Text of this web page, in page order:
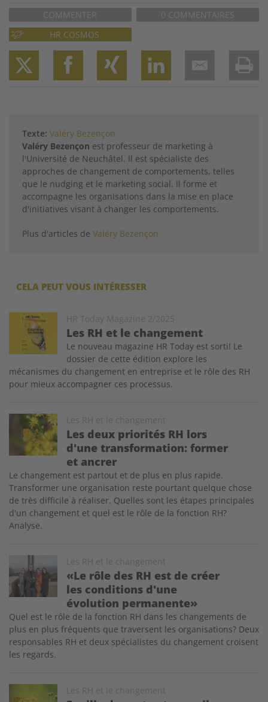
COMMENTER
0 COMMENTAIRES
HR COSMOS
Texte: Valéry Bezençon
Valéry Bezençon est professeur de marketing à
l'Université de Neuchâtel. Il est spécialiste des
approches de changement de comportements, telles
que le nudging et le marketing social. Il forme et
accompagne les organisations dans la mise en place
d'initiatives visant à changer les comportements.
Plus d'articles de Valéry Bezençon
CELA PEUT VOUS INTÉRESSER
HR Today Magazine 2/2025
Les RH et le changement
Image
Le nouveau magazine HR Today est sorti! Le
dossier de cette édition explore les
mécanismes du changement en entreprise et le rôle des RH
pour mieux accompagner ces processus.
Les RH et le changement
Les deux priorités RH lors
d'une transformation: former
et ancrer
Image
Le changement est partout et de plus en plus rapide.
Transformer une organisation reste pourtant quelque chose
de très difficile à réaliser. Quelles sont les étapes principales
d'un changement et quel est le rôle de la fonction RH?
Analyse.
Les RH et le changement
«Le rôle des RH est de créer
les conditions d'une
évolution permanente»
Image
Quel est le rôle de la fonction RH dans les changements de
plus en plus fréquents que traversent les organisations? Deux
responsables RH et deux spécialistes du changement croisent
les regards.
Les RH et le changement